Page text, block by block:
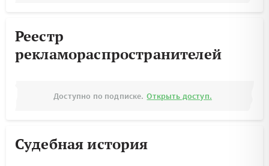
Реестр
рекламораспространителей
Доступно по подписке. Открыть доступ.
Судебная история